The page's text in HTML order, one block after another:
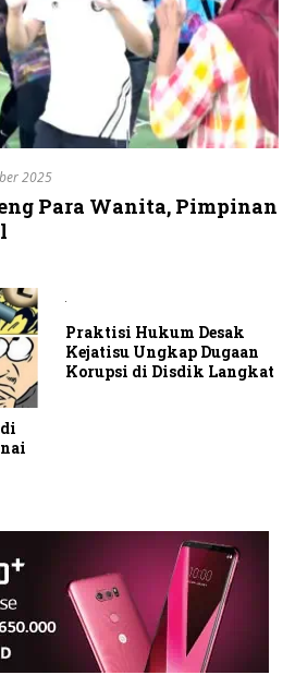
2025
Para Wanita, Pimpinan
Praktisi Hukum Desak
Kejatisu Ungkap Dugaan
Korupsi di Disdik Langkat